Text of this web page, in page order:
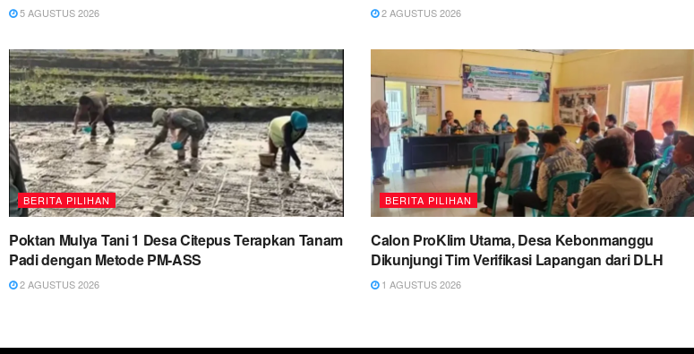
5 AGUSTUS 2026 2 AGUSTUS 2026
BERITA PILIHAN
Poktan Mulya Tani 1 Desa Citepus Terapkan Tanam
Padi dengan Metode PM-ASS
2 AGUSTUS 2026
BERITA PILIHAN
Calon ProKlim Utama, Desa Kebonmanggu
Dikunjungi Tim Verifikasi Lapangan dari DLH
1 AGUSTUS 2026